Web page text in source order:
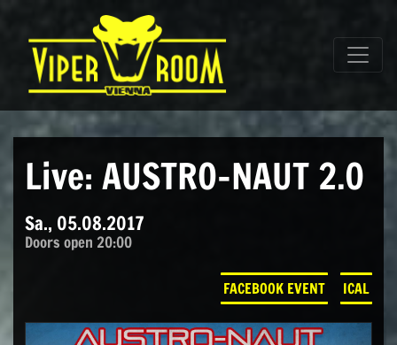
Hauptnavigation
Live: AUSTRO-NAUT 2.0
Sa., 05.08.2017
Doors open 20:00
FACEBOOK EVENT ICAL